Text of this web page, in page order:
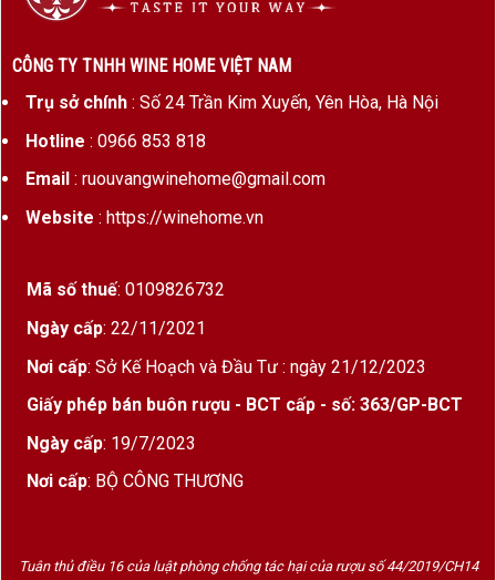
CÔNG TY TNHH WINE HOME VIỆT NAM
Trụ sở chính: Số 24 Trần Kim Xuyến, Yên Hòa, Hà Nội
Hotline : 0966 853 818
Email : ruouvangwinehome@gmail.com
Website : https://winehome.vn
Mã số thuế: 0109826732
Ngày cấp: 22/11/2021
Nơi cấp: Sở Kế Hoạch và Đầu Tư : ngày 21/12/2023
Giấy phép bán buôn rượu - BCT cấp - số: 363/GP-BCT
Ngày cấp: 19/7/2023
Nơi cấp: BỘ CÔNG THƯƠNG
Tuân thủ điều 16 của luật phòng chống tác hại của rượu số 44/2019/CH14